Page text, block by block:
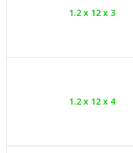
1.2 x 12 x 3
1.2 x 12 x 4